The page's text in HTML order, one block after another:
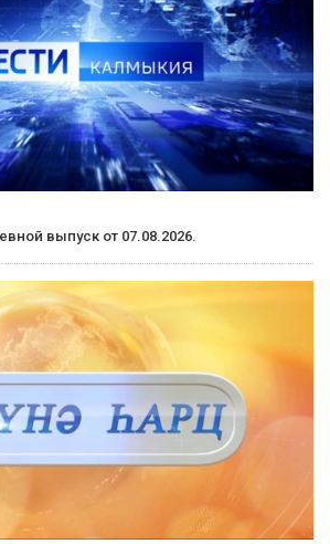
выпуск от 07.08.2026.